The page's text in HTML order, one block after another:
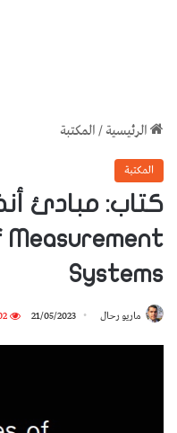
الرئيسية/المكتبة
المكتبة
كتاب: مبادئ
Measurement
Systems
ماريو رحال 21/05/2023